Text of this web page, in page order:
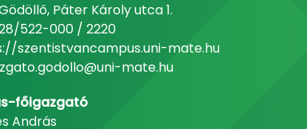
Páter Károly utca 1.
522-000 / 2220
szentistvancampus.uni-mate.hu
mate.hu
főigazgató
András